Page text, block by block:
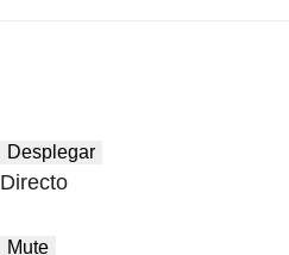
Desplegar
Directo
Mute